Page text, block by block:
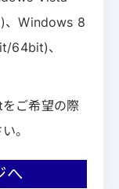
、Windows 8
64bit)、
ご希望の際
。
へ